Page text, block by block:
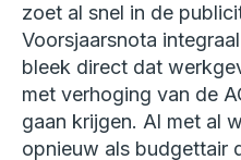
zoet al snel in de
Voorsjaarsnota
bleek direct dat
met verhoging van de
gaan krijgen. Al met al
opnieuw als budgettair